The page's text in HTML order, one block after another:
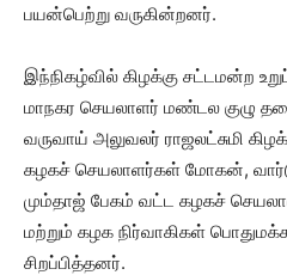
பயன்பெற்று வருகின்றனர்.
இந்நிகழ்வில் கிழக்கு சட்டமன்ற
மாநகர செயலாளர் மண்டல குழு
வருவாய் அலுவலர் ராஜலட்சுமி
கழகச் செயலாளர்கள் மோகன்,
மும்தாஜ் பேகம் வட்ட கழகச்
மற்றும் கழக நிர்வாகிகள்
சிறப்பித்தனர்‌.